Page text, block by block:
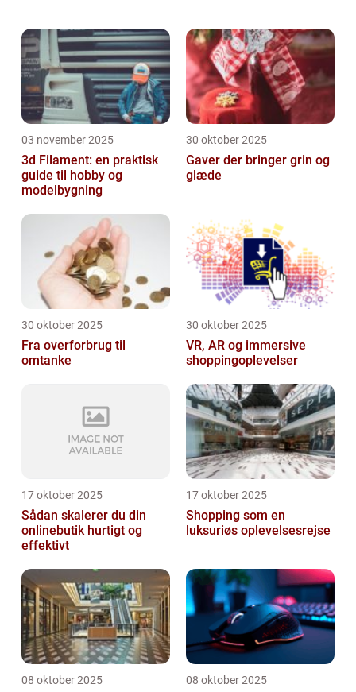
03 november 2025
3d Filament: en praktisk
guide til hobby og
modelbygning
30 oktober 2025
Gaver der bringer grin og
glæde
30 oktober 2025
Fra overforbrug til
omtanke
30 oktober 2025
VR, AR og immersive
shoppingoplevelser
17 oktober 2025
Sådan skalerer du din
onlinebutik hurtigt og
effektivt
17 oktober 2025
Shopping som en
luksuriøs oplevelsesrejse
08 oktober 2025 08 oktober 2025